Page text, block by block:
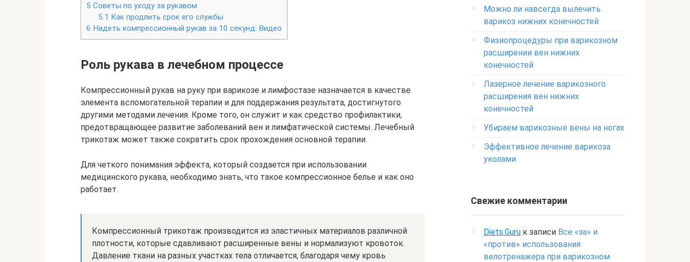
5 Советы по уходу за рукавом
5.1 Как продлить срок его службы
6 Надеть компрессионный рукав за 10 секунд: Видео
Роль рукава в лечебном процессе
Компрессионный рукав на руку при варикозе и лимфостазе назначается в качестве
элемента вспомогательной терапии и для поддержания результата, достигнутого
другими методами лечения. Кроме того, он служит и как средство профилактики,
предотвращающее развитие заболеваний вен и лимфатической системы. Лечебный
трикотаж может также сократить срок прохождения основной терапии.
Для четкого понимания эффекта, который создается при использовании
медицинского рукава, необходимо знать, что такое компрессионное белье и как оно
работает.
Компрессионный трикотаж производится из эластичных материалов различной
плотности, которые сдавливают расширенные вены и нормализуют кровоток.
Давление ткани на разных участках тела отличается, благодаря чему кровь
Можно ли навсегда вылечить
варикоз нижних конечностей
Физиопроцедуры при варикозном
расширении вен нижних
конечностей
Лазерное лечение варикозного
расширения вен нижних
конечностей
Убираем варикозные вены на ногах
Эффективное лечение варикоза
уколами
Свежие комментарии
Diets.Guru к записи Все «за» и
«против» использования
велотренажера при варикозном